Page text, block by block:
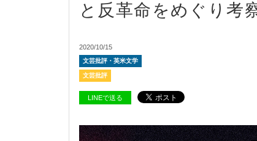
と反革命をめぐり考
2020/10/15
文芸批評・英米文学
文芸批評
LINEで送る